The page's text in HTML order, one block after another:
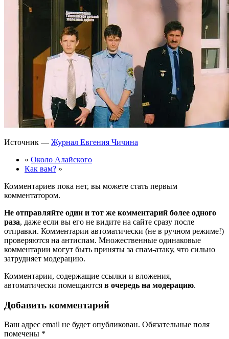
Источник — Журнал Евгения Чичина
« Около Алайского
Как вам? »
Комментариев пока нет, вы можете стать первым
комментатором.
Не отправляйте один и тот же комментарий более одного
раза, даже если вы его не видите на сайте сразу после
отправки. Комментарии автоматически (не в ручном режиме!)
проверяются на антиспам. Множественные одинаковые
комментарии могут быть приняты за спам-атаку, что сильно
затрудняет модерацию.
Комментарии, содержащие ссылки и вложения,
автоматически помещаются в очередь на модерацию.
Добавить комментарий
Ваш адрес email не будет опубликован. Обязательные поля
помечены *